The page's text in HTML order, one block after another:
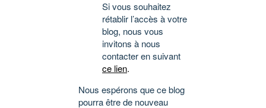
Si vous souhaitez
rétablir l’accès à votre
blog, nous vous
invitons à nous
contacter en suivant
ce lien.
Nous espérons que ce blog
pourra être de nouveau